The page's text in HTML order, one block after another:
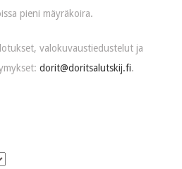
pieni mäyräkoira.
valokuvaustiedustelut ja
dorit@doritsalutskij.fi.